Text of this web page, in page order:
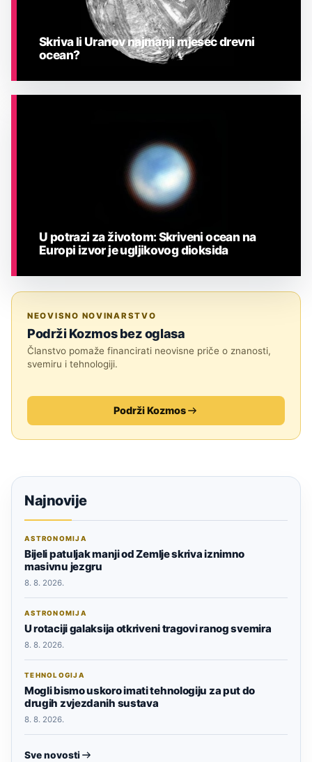
Skriva li Uranov najmanji mjesec drevni
ocean?
U potrazi za životom: Skriveni ocean na
Europi izvor je ugljikovog dioksida
NEOVISNO NOVINARSTVO
Podrži Kozmos bez oglasa
Članstvo pomaže financirati neovisne priče o znanosti,
svemiru i tehnologiji.
Podrži Kozmos
Najnovije
ASTRONOMIJA
Bijeli patuljak manji od Zemlje skriva iznimno
masivnu jezgru
8. 8. 2026.
ASTRONOMIJA
U rotaciji galaksija otkriveni tragovi ranog svemira
8. 8. 2026.
TEHNOLOGIJA
Mogli bismo uskoro imati tehnologiju za put do
drugih zvjezdanih sustava
8. 8. 2026.
Sve novosti